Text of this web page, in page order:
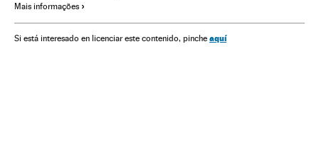
Justiça Federal
Destituições políticas Presidente Brasil
Mais informações
Si está interesado en licenciar este contenido, pinche aquí